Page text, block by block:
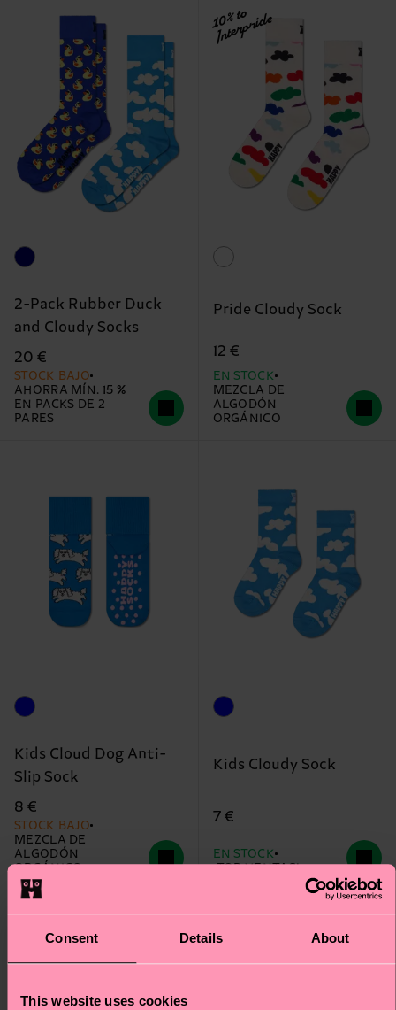
Consent Details About
This website uses cookies
2-Pack Rubber Duck
and Cloudy Socks
20 €
STOCK BAJO
AHORRA MÍN. 15 %
EN PACKS DE 2
PARES
10% to
Interpride
Pride Cloudy Sock
12 €
EN STOCK
MEZCLA DE
ALGODÓN
ORGÁNICO
Kids Cloud Dog Anti-
Slip Sock
8 €
STOCK BAJO
MEZCLA DE
ALGODÓN
ORGÁNICO
Kids Cloudy Sock
7 €
EN STOCK
¡TOP VENTAS!